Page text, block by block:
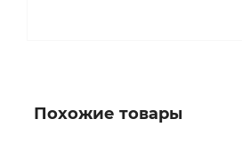
Похожие товары